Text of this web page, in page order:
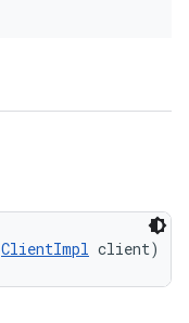
ClientImpl client)